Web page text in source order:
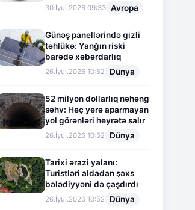
30.İyul.2026 09:33 Avropa
Günəş panellərində gizli
təhlükə: Yanğın riski
barədə xəbərdarlıq
26.İyul.2026 10:52 Dünya
52 milyon dollarlıq nəhəng
səhv: Heç yerə aparmayan
yol görənləri heyrətə salır
26.İyul.2026 10:52 Dünya
Tarixi ərazi yalanı:
Turistləri aldadan şəxs
bələdiyyəni də çaşdırdı
26.İyul.2026 10:52 Dünya